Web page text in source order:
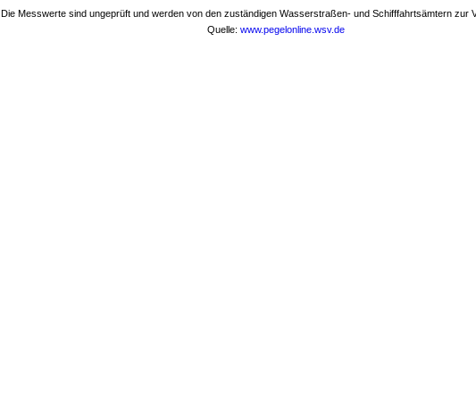
Die Messwerte sind ungeprüft und werden von den zuständigen Wasserstraßen- und Schifffahrtsämtern zur
Quelle: www.pegelonline.wsv.de